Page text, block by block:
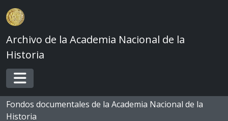
Skip to main content
Archivo de la Academia Nacional de la
Historia
Toggle navigation
Fondos documentales de la Academia Nacional de la
Historia